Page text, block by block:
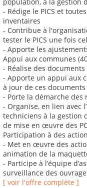
- Rédige le PICS et
inventaires
- Contribue à
tester le PICS une fois
- Apporte les
Appui aux communes
- Réalise des documents
- Apporte un appui aux
à jour de ces documents
- Porte la démarche
- Organise, en lien avec
techniciens à la gestion
de mise en œuvre des
Participation à des
- Met en œuvre des
animation de la
- Participe à l’équipe
surveillance des
[ voir l'offre complète ]